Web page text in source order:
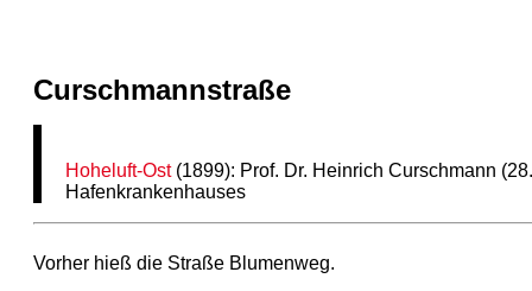
Curschmannstraße
Hoheluft-Ost(1899): Prof. Dr. Heinrich Curschmann
Hafenkrankenhauses
Vorher hieß die Straße Blumenweg.